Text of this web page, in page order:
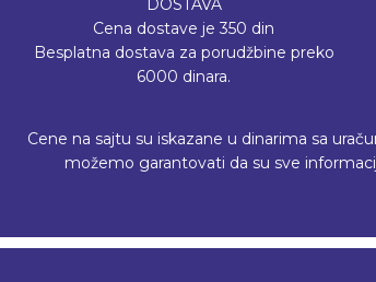
DOSTAVA
Cena dostave je 350 din
Besplatna dostava za porudžbine preko
6000 dinara.
Cene na sajtu su iskazane u dinarima sa
možemo garantovati da su sve